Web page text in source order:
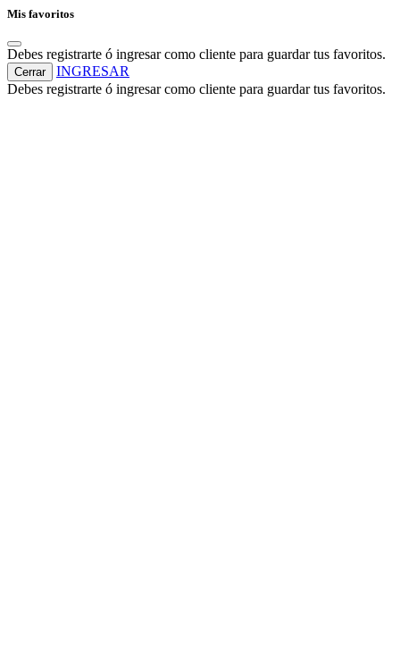
Mis favoritos
Debes registrarte ó ingresar como cliente para guardar tus favoritos.
Cerrar
INGRESAR
Debes registrarte ó ingresar como cliente para guardar tus favoritos.